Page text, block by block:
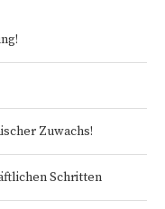
Zuwachs!
Schritten